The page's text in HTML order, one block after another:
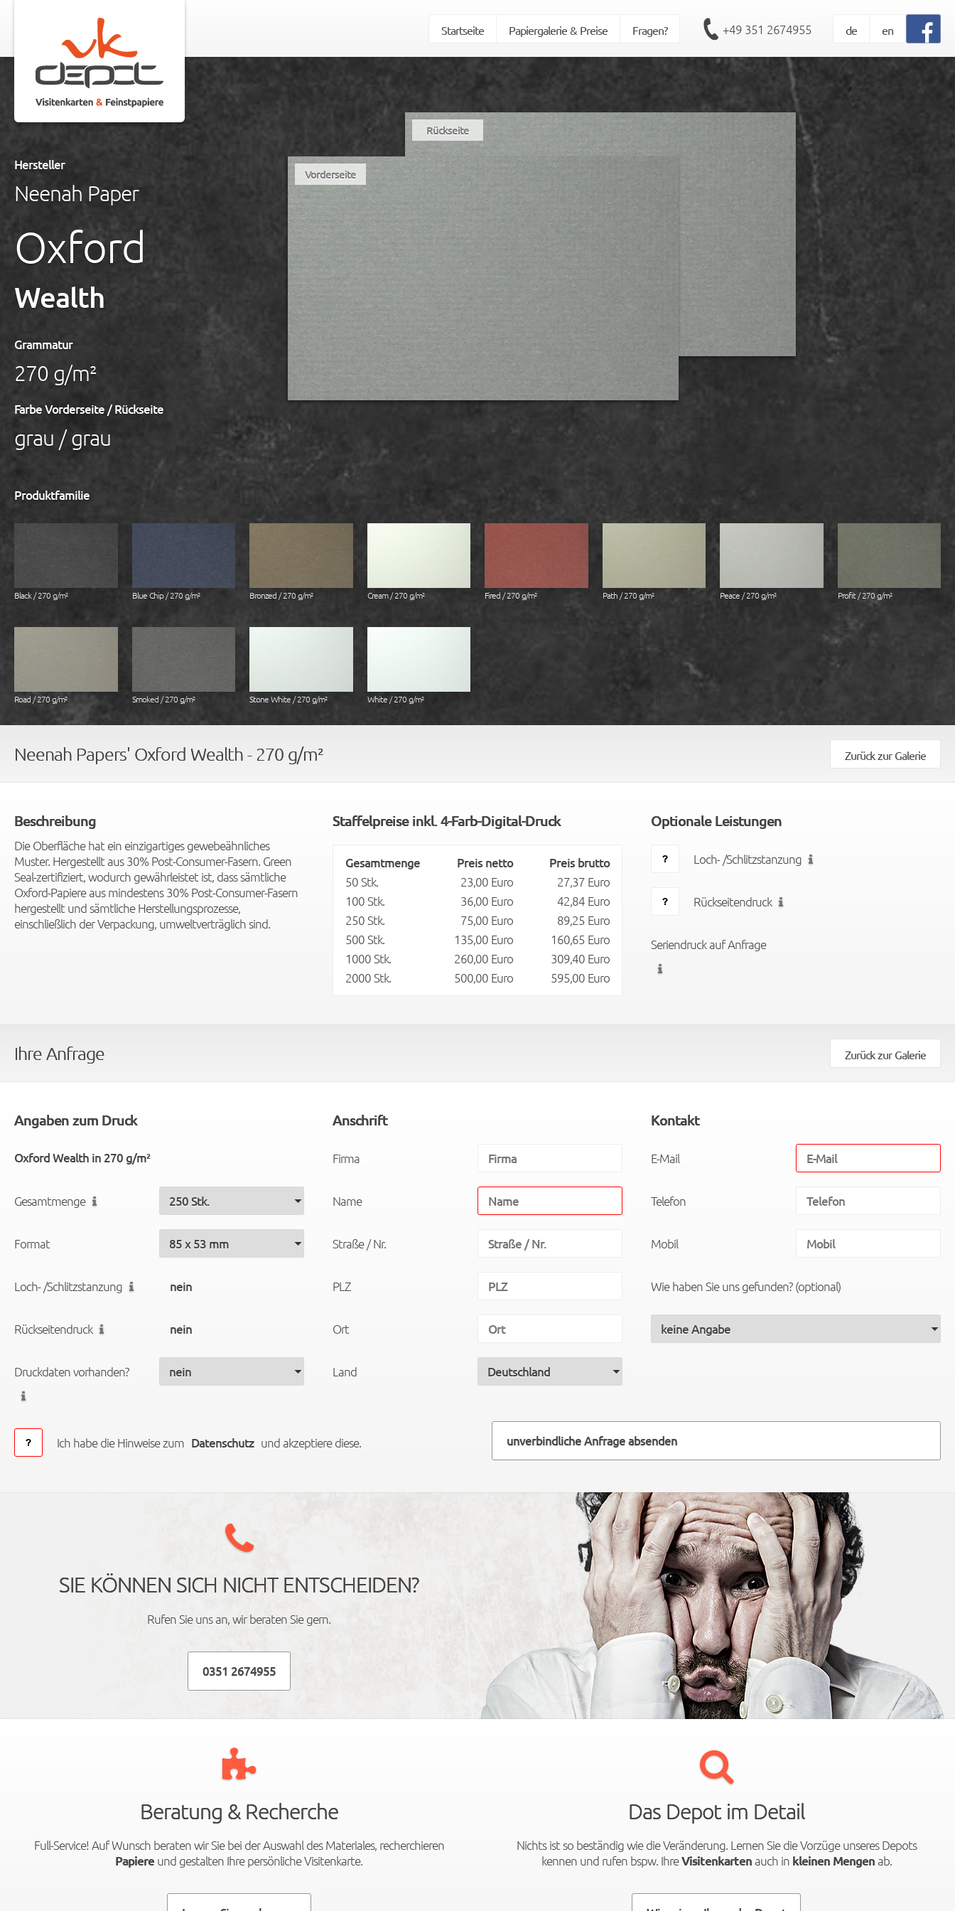
de en
+49 351 2674955
Startseite Papiergalerie & Preise Fragen?
Hersteller
Neenah Paper
Oxford
Wealth
Grammatur
270 g/m²
Farbe Vorderseite / Rückseite
grau / grau
Vorderseite
Rückseite
Produktfamilie
Black / 270 g/m² Blue Chip / 270 g/m² Bronzed / 270 g/m² Cream / 270 g/m² Fired / 270 g/m² Path / 270 g/m² Peace / 270 g/m² Profit / 270 g/m²
Road / 270 g/m² Smoked / 270 g/m² Stone White / 270 g/m² White / 270 g/m²
Neenah Papers' Oxford Wealth - 270 g/m² Zurück zur Galerie
Beschreibung
Die Oberfläche hat ein einzigartiges gewebeähnliches
Muster. Hergestellt aus 30% Post-Consumer-Fasern. Green
Seal-zertifiziert, wodurch gewährleistet ist, dass sämtliche
Oxford-Papiere aus mindestens 30% Post-Consumer-Fasern
hergestellt und sämtliche Herstellungsprozesse,
einschließlich der Verpackung, umweltverträglich sind.
Staffelpreise inkl. 4-Farb-Digital-Druck
Gesamtmenge Preis netto Preis brutto
50 Stk. 23,00 Euro
27,37 Euro
100 Stk.
36,00 Euro
42,84 Euro
250 Stk.
75,00 Euro
89,25 Euro
500 Stk.
135,00 Euro
160,65 Euro
1000 Stk.
260,00 Euro
309,40 Euro
2000 Stk.
500,00 Euro 595,00 Euro
Optionale Leistungen
Loch- /Schlitzstanzung
Rückseitendruck
Seriendruck auf Anfrage
Ihre Anfrage Zurück zur Galerie
Angaben zum Druck
Oxford Wealth in 270 g/m²
Gesamtmenge
Format
Loch- /Schlitzstanzung
Rückseitendruck
Druckdaten vorhanden?
Anschrift
Firma
Name
Straße / Nr.
PLZ
Ort
Land
Kontakt
E-Mail
Telefon
Mobil
Wie haben Sie uns gefunden? (optional)
Ich habe die Hinweise zum Datenschutz und akzeptiere diese. unverbindliche Anfrage absenden
SIE KÖNNEN SICH NICHT ENTSCHEIDEN?
Rufen Sie uns an, wir beraten Sie gern.
0351 2674955
Beratung & Recherche
Full-Service! Auf Wunsch beraten wir Sie bei der Auswahl des Materiales, recherchieren
Papiereund gestalten Ihre persönliche Visitenkarte.
Das Depot im Detail
Nichts ist so beständig wie die Veränderung. Lernen Sie die Vorzüge unseres Depots
kennen und rufen bspw. IhreVisitenkartenauch in kleinen Mengenab.